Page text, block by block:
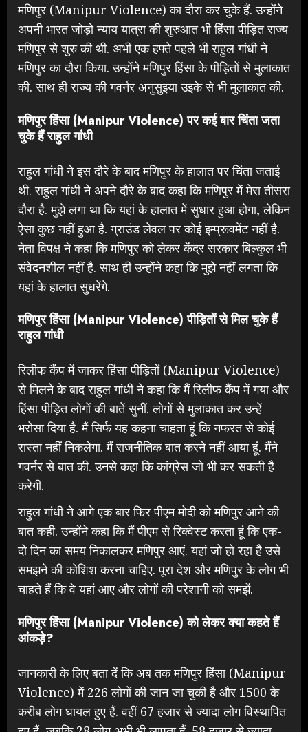
मणिपुर (Manipur Violence) का दौरा कर चुके हैं. उन्होंने
अपनी भारत जोड़ो न्याय यात्रा की शुरुआत भी हिंसा पीड़ित राज्य
मणिपुर से शुरु की थी. अभी एक हफ्ते पहले भी राहुल गांधी ने
मणिपुर का दौरा किया. उन्होंने मणिपुर हिंसा के पीड़ितों से मुलाकात
की. साथ ही राज्य की गवर्नर अनुसुइया उइके से भी मुलाकात की.
मणिपुर हिंसा (Manipur Violence) पर कई बार चिंता जता
चुके हैं राहुल गांधी
राहुल गांधी ने इस दौरे के बाद मणिपुर के हालात पर चिंता जताई
थी. राहुल गांधी ने अपने दौरे के बाद कहा कि मणिपुर में मेरा तीसरा
दौरा है. मुझे लगा था कि यहां के हालात में सुधार हुआ होगा, लेकिन
ऐसा कुछ नहीं हुआ है. ग्राउंड लेवल पर कोई इम्प्रूवमेंट नहीं है.
नेता विपक्ष ने कहा कि मणिपुर को लेकर केंद्र सरकार बिल्कुल भी
संवेदनशील नहीं है. साथ ही उन्होंने कहा कि मुझे नहीं लगता कि
यहां के हालात सुधरेंगे.
मणिपुर हिंसा (Manipur Violence) पीड़ितों से मिल चुके हैं
राहुल गांधी
रिलीफ कैंप में जाकर हिंसा पीड़ितों (Manipur Violence)
से मिलने के बाद राहुल गांधी ने कहा कि मैं रिलीफ कैंप में गया और
हिंसा पीड़ित लोगों की बातें सुनीं. लोगों से मुलाकात कर उन्हें
भरोसा दिया है. मैं सिर्फ यह कहना चाहता हूं कि नफरत से कोई
रास्ता नहीं निकलेगा. मैं राजनीतिक बात करने नहीं आया हूं. मैंने
गवर्नर से बात की. उनसे कहा कि कांग्रेस जो भी कर सकती है
करेगी.
राहुल गांधी ने आगे एक बार फिर पीएम मोदी को मणिपुर आने की
बात कही. उन्होंने कहा कि मैं पीएम से रिक्वेस्ट करता हूं कि एक-
दो दिन का समय निकालकर मणिपुर आएं. यहां जो हो रहा है उसे
समझने की कोशिश करना चाहिए. पूरा देश और मणिपुर के लोग भी
चाहते हैं कि वे यहां आए और लोगों की परेशानी को समझें.
मणिपुर हिंसा (Manipur Violence) को लेकर क्या कहते हैं
आंकड़े?
जानकारी के लिए बता दें कि अब तक मणिपुर हिंसा (Manipur
Violence) में 226 लोगों की जान जा चुकी है और 1500 के
करीब लोग घायल हुए हैं. वहीं 67 हजार से ज्यादा लोग विस्थापित